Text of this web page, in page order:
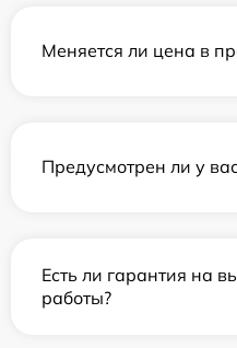
Меняется ли цена в
Предусмотрен ли у
Есть ли гарантия на
работы?